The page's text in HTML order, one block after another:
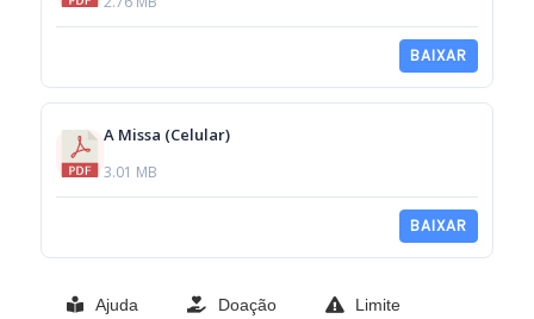
BAIXAR
A Missa (Celular)
3.01 MB
BAIXAR
Ajuda Doação Limite